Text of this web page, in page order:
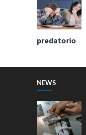
predatorio
NEWS